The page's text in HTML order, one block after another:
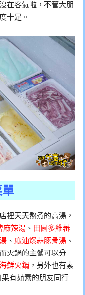
在客氣啦，不管大朋
十足。
單
裡天天熬煮的高湯，
麻辣湯 、 田園多維蕃
、 麻油爆蒜豚骨湯 、
而火鍋的主餐可以分
海鮮火鍋 ，另外也有素
果有茹素的朋友同行